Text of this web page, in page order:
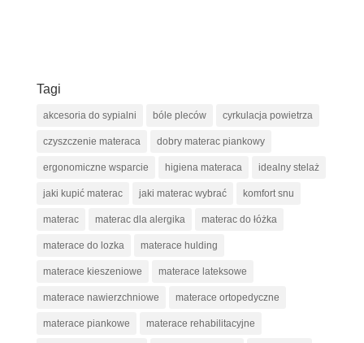
Tagi
akcesoria do sypialni bóle pleców cyrkulacja powietrza
czyszczenie materaca dobry materac piankowy
ergonomiczne wsparcie higiena materaca idealny stelaż
jaki kupić materac jaki materac wybrać komfort snu
materac materac dla alergika materac do łóżka
materace do lozka materace hulding
materace kieszeniowe materace lateksowe
materace nawierzchniowe materace ortopedyczne
materace piankowe materace rehabilitacyjne